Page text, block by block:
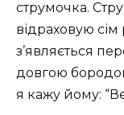
струмочка.
відраховую сім
з’являється
довгою
я кажу йому: